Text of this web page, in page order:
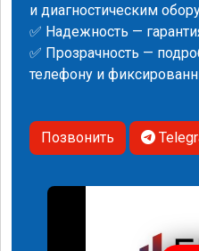
и диагностическим
✅ Надежность —
✅ Прозрачность —
телефону и
Позвонить